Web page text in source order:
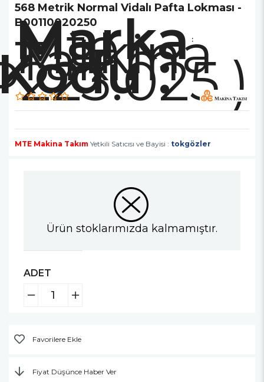
568 Metrik Normal Vidalı Pafta Lokması -
B00110020250
Marka :
Mte
Makina
Takım
MTE Makina Takım Yetkili Satıcısı ve Bayisi : tokgözler
Ürün stoklarımızda kalmamıştır.
ADET
Favorilere Ekle
Fiyat Düşünce Haber Ver